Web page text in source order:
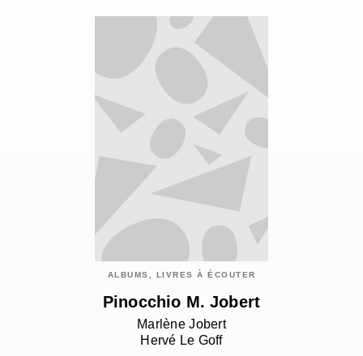
ALBUMS, LIVRES À ÉCOUTER
Pinocchio M. Jobert
Marlène Jobert
Hervé Le Goff